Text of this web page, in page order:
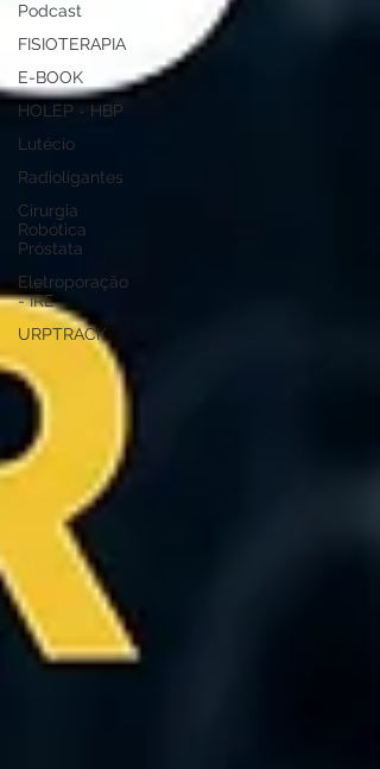
Podcast
FISIOTERAPIA
E-BOOK
HOLEP - HBP
Lutécio
Radioligantes
Cirurgia
Robótica
Próstata
Eletroporação
- IRE
URPTRACK